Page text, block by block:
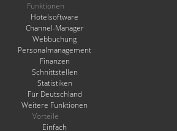
Funktionen
Hotelsoftware
Channel-Manager
Webbuchung
Personalmanagement
Finanzen
Schnittstellen
Statistiken
Für Deutschland
Weitere Funktionen
Vorteile
Einfach